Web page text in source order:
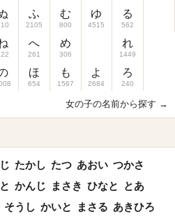
ふ
2105
へ
261
ほ
654
む
800
め
306
も
1567
ゆ
4515
よ
2684
る
562
れ
1449
ろ
240
女の子の名前から探す →
たかし たつ あおい つかさ
かんじ まさき ひなと
とあ
そうし かいと まさる あきひろ